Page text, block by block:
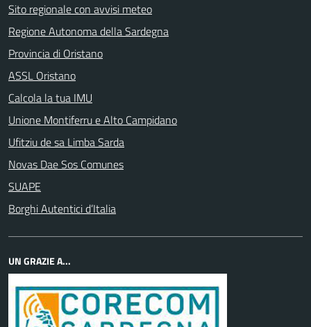
Sito regionale con avvisi meteo
Regione Autonoma della Sardegna
Provincia di Oristano
ASSL Oristano
Calcola la tua IMU
Unione Montiferru e Alto Campidano
Ufitziu de sa Limba Sarda
Novas Dae Sos Comunes
SUAPE
Borghi Autentici d’Italia
UN GRAZIE A...